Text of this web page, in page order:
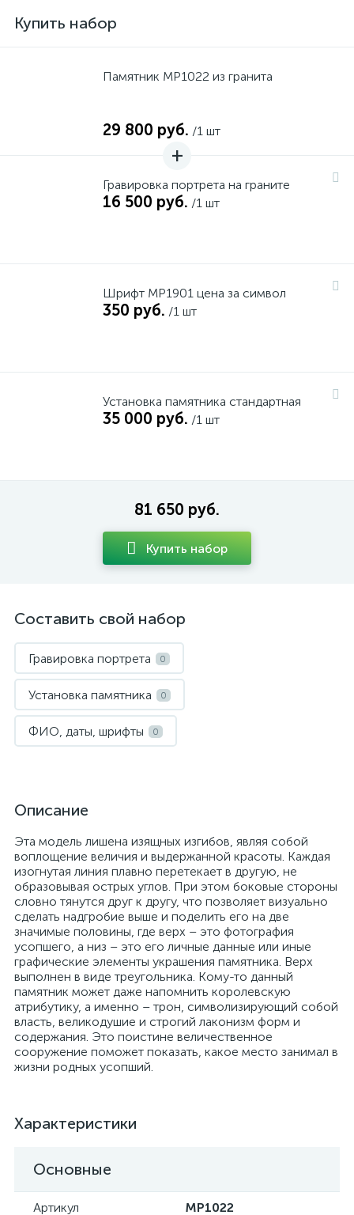
Купить набор
Памятник MP1022 из гранита
29 800 руб. /1 шт
Гравировка портрета на граните
16 500 руб. /1 шт
Шрифт MP1901 цена за символ
350 руб. /1 шт
Установка памятника стандартная
35 000 руб. /1 шт
81 650 руб.
Купить набор
Составить свой набор
Гравировка портрета 0
Установка памятника 0
ФИО, даты, шрифты 0
Описание
Эта модель лишена изящных изгибов, являя собой
воплощение величия и выдержанной красоты. Каждая
изогнутая линия плавно перетекает в другую, не
образовывая острых углов. При этом боковые стороны
словно тянутся друг к другу, что позволяет визуально
сделать надгробие выше и поделить его на две
значимые половины, где верх – это фотография
усопшего, а низ – это его личные данные или иные
графические элементы украшения памятника. Верх
выполнен в виде треугольника. Кому-то данный
памятник может даже напомнить королевскую
атрибутику, а именно – трон, символизирующий собой
власть, великодушие и строгий лаконизм форм и
содержания. Это поистине величественное
сооружение поможет показать, какое место занимал в
жизни родных усопший.
Характеристики
Основные
Артикул MP1022